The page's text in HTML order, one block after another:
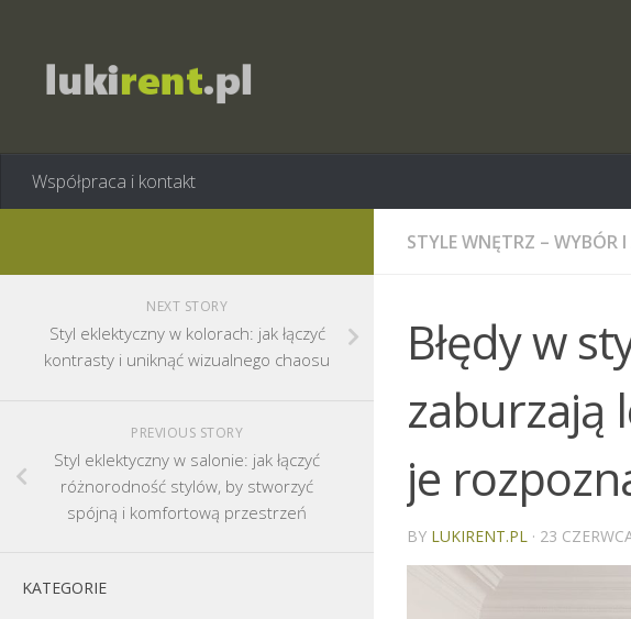
Współpraca i kontakt
STYLE WNĘTRZ – WYBÓR
Błędy w
zaburzają
je
BY LUKIRENT.PL · 23
NEXT STORY
Styl eklektyczny w kolorach: jak łączyć
kontrasty i uniknąć wizualnego chaosu
PREVIOUS STORY
Styl eklektyczny w salonie: jak łączyć
różnorodność stylów, by stworzyć
spójną i komfortową przestrzeń
KATEGORIE